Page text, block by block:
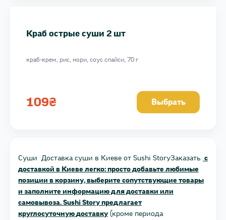
Краб острые суши 2 шт
краб-крем, рис, нори, соус спайси, 70 г
109₴ Выбрать
Суши Доставка суши в Киеве от Sushi StoryЗаказать с
доставкой в Киеве легко: просто добавьте любимые
позиции в корзину, выберите сопутствующие товары
и заполните информацию для доставки или
самовывоза. Sushi Story предлагает
круглосуточную доставку (кроме периода